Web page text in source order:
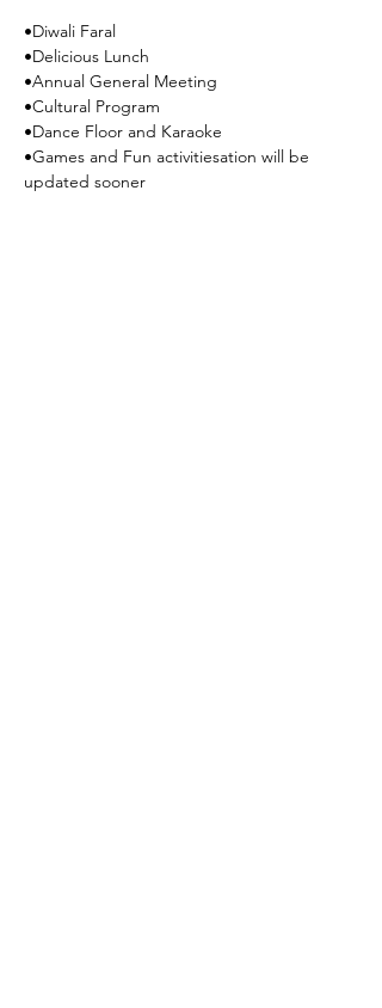
•Diwali Faral
•Delicious Lunch
•Annual General Meeting
•Cultural Program
•Dance Floor and Karaoke
•Games and Fun activitiesation will be
updated sooner